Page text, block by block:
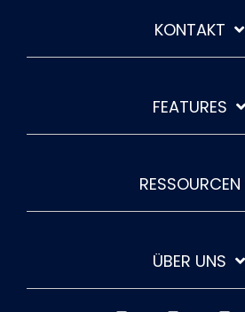
KONTAKT
FEATURES
RESSOURCEN
ÜBER UNS